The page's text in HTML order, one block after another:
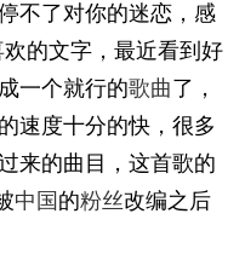
不了对你的迷恋，感
的文字，最近看到好
一个就行的歌曲了，
速度十分的快，很多
来的曲目，这首歌的
中国 的粉丝改编之后